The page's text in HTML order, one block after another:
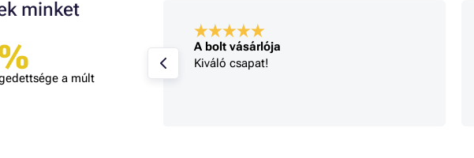
minket
a múlt
A bolt vásárlója
Kiváló csapat!